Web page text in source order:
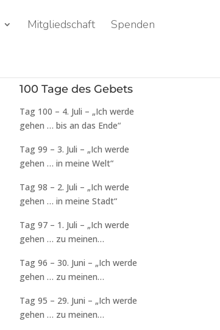
Mitgliedschaft
Spenden
100 Tage des Gebets
Tag 100 – 4. Juli – „Ich werde
gehen … bis an das Ende“
Tag 99 – 3. Juli – „Ich werde
gehen … in meine Welt“
Tag 98 – 2. Juli – „Ich werde
gehen … in meine Stadt“
Tag 97 – 1. Juli – „Ich werde
gehen … zu meinen
Tag 96 – 30. Juni – „Ich werde
gehen … zu meinen
Tag 95 – 29. Juni – „Ich werde
gehen … zu meinen